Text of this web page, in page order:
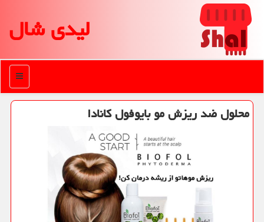
لیدی شال
منو
محلول ضد ریزش مو بایوفول كانادا